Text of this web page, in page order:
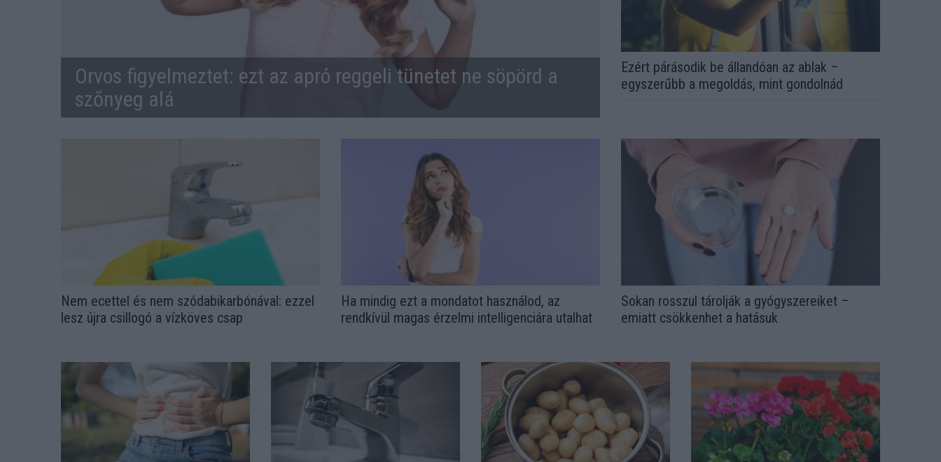
Orvos figyelmeztet: ezt az apró reggeli tünetet ne söpörd a
szőnyeg alá
Ezért párásodik be állandóan az ablak –
egyszerűbb a megoldás, mint gondolnád
Nem ecettel és nem szódabikarbónával: ezzel
lesz újra csillogó a vízköves csap
Ha mindig ezt a mondatot használod, az
rendkívül magas érzelmi intelligenciára utalhat
Sokan rosszul tárolják a gyógyszereiket –
emiatt csökkenhet a hatásuk